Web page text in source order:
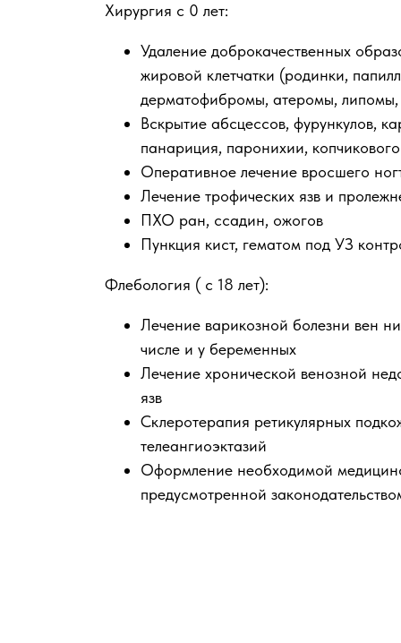
Хирургия с 0 лет:
Удаление доброкачественных
жировой клетчатки (родинки,
дерматофибромы, атеромы,
Вскрытие абсцессов, фурункулов,
панариция, паронихии,
Оперативное лечение вросшего
Лечение трофических язв и
ПХО ран, ссадин, ожогов
Пункция кист, гематом под УЗ
Флебология ( с 18 лет):
Лечение варикозной болезни вен
числе и у беременных
Лечение хронической венозной
язв
Склеротерапия ретикулярных
телеангиоэктазий
Оформление необходимой
предусмотренной